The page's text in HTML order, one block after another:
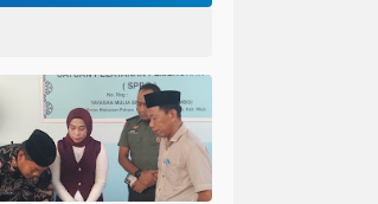
KKN-T Literasi Unhas Gel-116 Asah Kemampuan Literasi Siswa melalui Program Kerja Menulis Cerita Berbasis Buku Bacaan